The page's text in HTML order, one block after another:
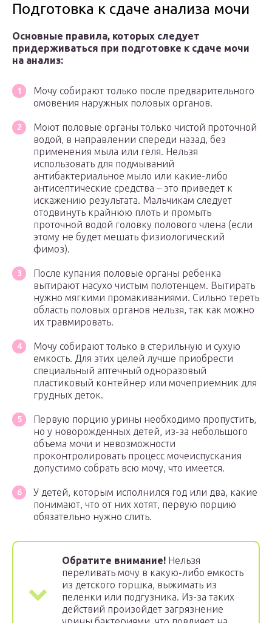
Подготовка к сдаче анализа мочи
Основные правила, которых следует
придерживаться при подготовке к сдаче мочи
на анализ:
Мочу собирают только после предварительного
омовения наружных половых органов.
Моют половые органы только чистой проточной
водой, в направлении спереди назад, без
применения мыла или геля. Нельзя
использовать для подмываний
антибактериальное мыло или какие-либо
антисептические средства – это приведет к
искажению результата. Мальчикам следует
отодвинуть крайнюю плоть и промыть
проточной водой головку полового члена (если
этому не будет мешать физиологический
фимоз).
После купания половые органы ребенка
вытирают насухо чистым полотенцем. Вытирать
нужно мягкими промакиваниями. Сильно тереть
область половых органов нельзя, так как можно
их травмировать.
Мочу собирают только в стерильную и сухую
емкость. Для этих целей лучше приобрести
специальный аптечный одноразовый
пластиковый контейнер или мочеприемник для
грудных деток.
Первую порцию урины необходимо пропустить,
но у новорожденных детей, из-за небольшого
объема мочи и невозможности
проконтролировать процесс мочеиспускания
допустимо собрать всю мочу, что имеется.
У детей, которым исполнился год или два, какие
понимают, что от них хотят, первую порцию
обязательно нужно слить.
Обратите внимание! Нельзя
переливать мочу в какую-либо емкость
из детского горшка, выжимать из
пеленки или подгузника. Из-за таких
действий произойдет загрязнение